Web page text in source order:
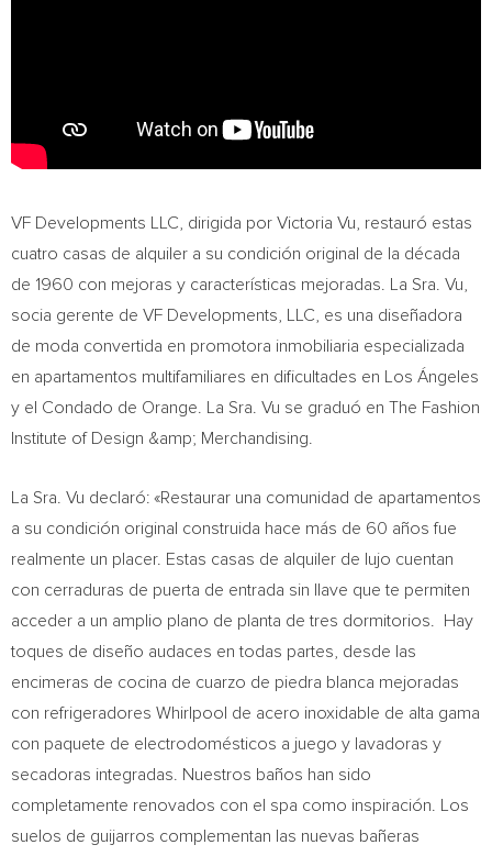
VF Developments LLC, dirigida por Victoria Vu , restauró estas
cuatro casas de alquiler a su condición original de la década
de 1960 con mejoras y características mejoradas. La Sra. Vu,
socia gerente de VF Developments, LLC, es una diseñadora
de moda convertida en promotora inmobiliaria especializada
en apartamentos multifamiliares en dificultades en Los Ángeles
y el Condado de Orange . La Sra. Vu se graduó en The Fashion
Institute of Design &amp; Merchandising.
La Sra. Vu declaró: «Restaurar una comunidad de apartamentos
a su condición original construida hace más de 60 años fue
realmente un placer. Estas casas de alquiler de lujo cuentan
con cerraduras de puerta de entrada sin llave que te permiten
acceder a un amplio plano de planta de tres dormitorios. Hay
toques de diseño audaces en todas partes, desde las
encimeras de cocina de cuarzo de piedra blanca mejoradas
con refrigeradores Whirlpool de acero inoxidable de alta gama
con paquete de electrodomésticos a juego y lavadoras y
secadoras integradas. Nuestros baños han sido
completamente renovados con el spa como inspiración. Los
suelos de guijarros complementan las nuevas bañeras